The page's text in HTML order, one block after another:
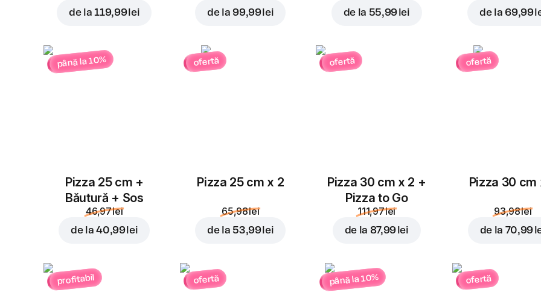
de la119,99 lei de la 99,99 lei de la 55,99 lei de la 69,99
până la 10%
Pizza 25 cm +
Băutură + Sos
46,97 lei
de la40,99 lei
ofertă
Pizza 25 cm x 2
65,98 lei
de la 53,99 lei
ofertă
Pizza 30 cm x 2 +
Pizza to Go
111,97 lei
de la 87,99 lei
ofertă
Pizza 30 cm
93,98 lei
de la 70,99
profitabil ofertă până la 10% ofertă